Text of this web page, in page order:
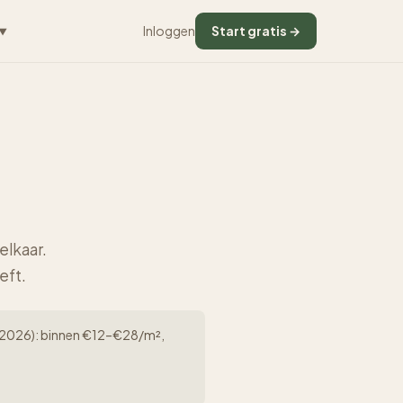
▼ Inloggen Start gratis →
binnen €12–€28/m²,